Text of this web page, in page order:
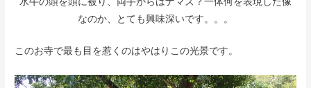
なのか、とても興味深いです。。。
このお寺で最も目を惹くのはやはりこの光景です。